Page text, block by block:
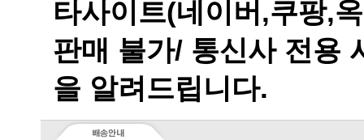
을 알려드립니다.